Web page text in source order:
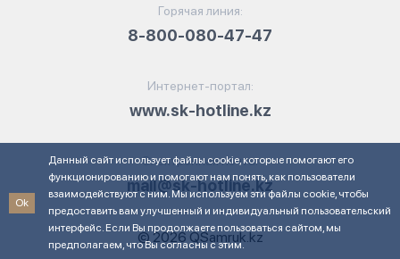
Горячая линия:
8-800-080-47-47
Интернет-портал:
www.sk-hotline.kz
Электронная почта:
mail@sk-hotline.kz
© 2026 QSamruk.kz
Ok
Данный сайт использует файлы cookie, которые помогают его
функционированию и помогают нам понять, как пользователи
взаимодействуют с ним. Мы используем эти файлы cookie, чтобы
предоставить вам улучшенный и индивидуальный пользовательский
интерфейс. Если Вы продолжаете пользоваться сайтом, мы
предполагаем, что Вы согласны с этим.